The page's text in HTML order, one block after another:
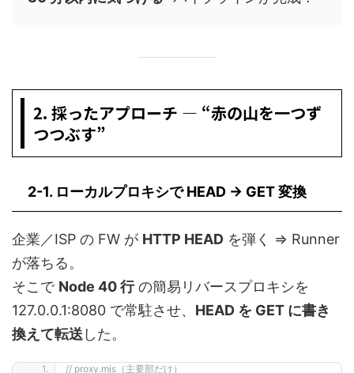
2. 採ったアプローチ ― “赤の山を一つず
つつぶす”
2-1. ローカルプロキシでHEAD → GET変換
企業／ISP の FW が HTTP HEAD を弾く ⇒ Runner
が落ちる。
そこで Node 40 行の簡易リバースプロキシを
127.0.0.1:8080 で常駐させ、 HEAD を GET に書き
換えて転送 した。
// proxy.mjs（主要部だけ）